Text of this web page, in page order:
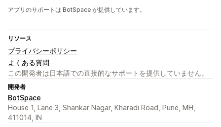
アプリのサポートは BotSpace が提供しています。
リソース
プライバシーポリシー
よくある質問
この開発者は日本語での直接的なサポートを提供していません。
開発者
BotSpace
House 1, Lane 3, Shankar Nagar, Kharadi Road, Pune, MH,
411014, IN